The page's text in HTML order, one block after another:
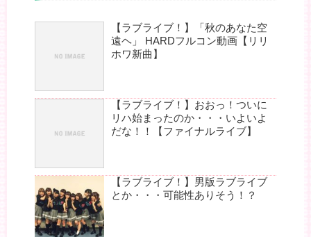
【ラブライブ！】「秋のあなた空
遠ヘ」 HARDフルコン動画【リリ
ホワ新曲】
【ラブライブ！】おおっ！ついに
リハ始まったのか・・・いよいよ
だな！！【ファイナルライブ】
【ラブライブ！】男版ラブライブ
とか・・・可能性ありそう！？